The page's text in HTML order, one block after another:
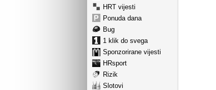
HRT vijesti
Ponuda dana
Bug
1 klik do svega
Sponzorirane vijesti
HRsport
Rizik
Slotovi